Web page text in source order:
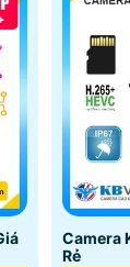
Camera
Rẻ